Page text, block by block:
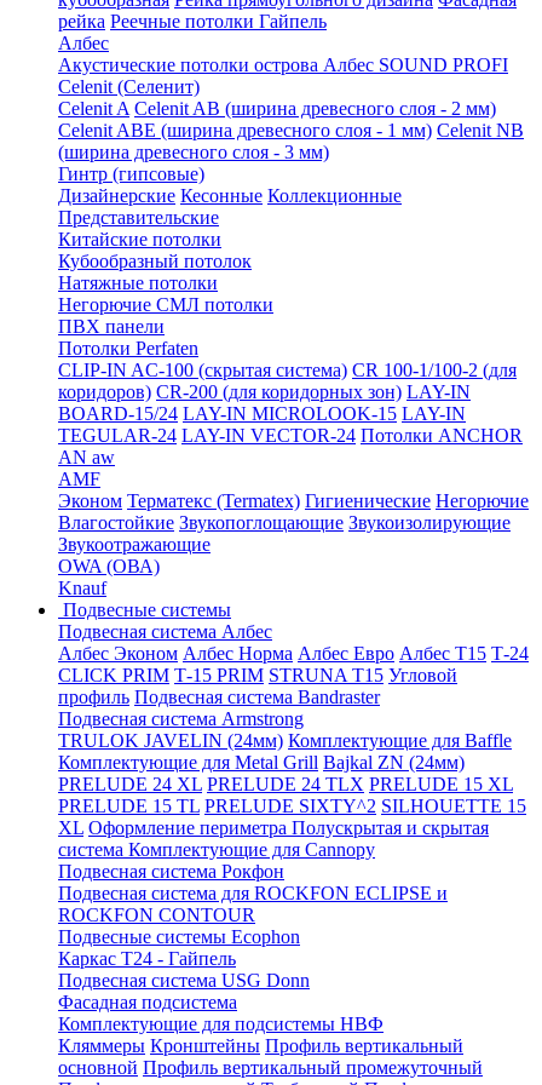
рейка Реечные потолки Гайпель
Албес
Акустические потолки острова Албес SOUND PROFI
Celenit (Селенит)
Celenit A Celenit AB (ширина древесного слоя - 2 мм)
Celenit ABE (ширина древесного слоя - 1 мм) Celenit NB
(ширина древесного слоя - 3 мм)
Гинтр (гипсовые)
Дизайнерские Кесонные Коллекционные
Представительские
Китайские потолки
Кубообразный потолок
Натяжные потолки
Негорючие СМЛ потолки
ПВХ панели
Потолки Perfaten
CLIP-IN AC-100 (скрытая система) CR 100-1/100-2 (для
коридоров) CR-200 (для коридорных зон) LAY-IN
BOARD-15/24 LAY-IN MICROLOOK-15 LAY-IN
TEGULAR-24 LAY-IN VECTOR-24 Потолки ANCHOR
AN aw
AMF
Эконом Терматекс (Termatex) Гигиенические Негорючие
Влагостойкие Звукопоглощающие Звукоизолирующие
Звукоотражающие
OWA (ОВА)
Knauf
Подвесные системы
Подвесная система Албес
Албес Эконом Албес Норма Албес Евро Албес T15 Т-24
CLICK PRIM Т-15 PRIM STRUNA Т15 Угловой
профиль Подвесная система Bandraster
Подвесная система Armstrong
TRULOK JAVELIN (24мм) Комплектующие для Baffle
Комплектующие для Metal Grill Bajkal ZN (24мм)
PRELUDE 24 XL PRELUDE 24 TLX PRELUDE 15 XL
PRELUDE 15 TL PRELUDE SIXTY^2 SILHOUETTE 15
XL Оформление периметра Полускрытая и скрытая
система Комплектующие для Cannopy
Подвесная система Рокфон
Подвесная система для ROCKFON ECLIPSE и
ROCKFON CONTOUR
Подвесные системы Ecophon
Каркас Т24 - Гайпель
Подвесная система USG Donn
Фасадная подсистема
Комплектующие для подсистемы НВФ
Кляммеры Кронштейны Профиль вертикальный
основной Профиль вертикальный промежуточный